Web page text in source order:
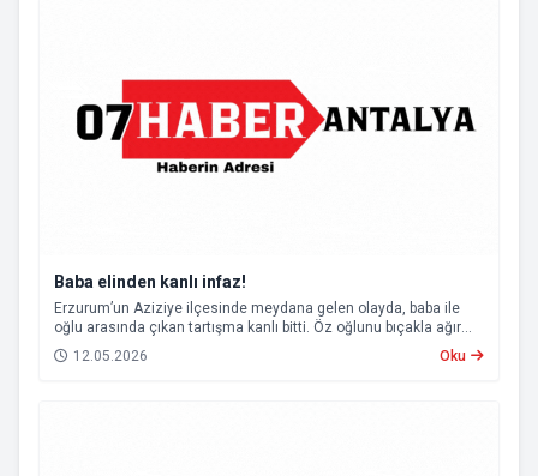
Baba elinden kanlı infaz!
Erzurum’un Aziziye ilçesinde meydana gelen olayda, baba ile
oğlu arasında çıkan tartışma kanlı bitti. Öz oğlunu bıçakla ağır
yaralayan baba, çıkarıldığı mahkemece tutuklanarak cezaevine
gönderildi.
12.05.2026 Oku